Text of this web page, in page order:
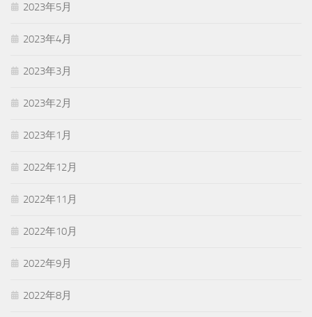
2023年5月
2023年4月
2023年3月
2023年2月
2023年1月
2022年12月
2022年11月
2022年10月
2022年9月
2022年8月